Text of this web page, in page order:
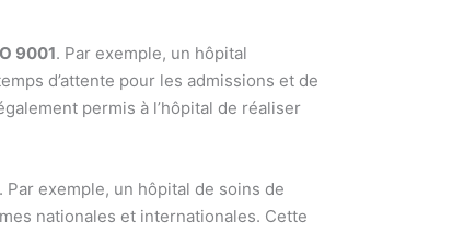
9001. Par exemple, un hôpital
d’attente pour les admissions et de
permis à l’hôpital de réaliser
exemple, un hôpital de soins de
nationales et internationales. Cette